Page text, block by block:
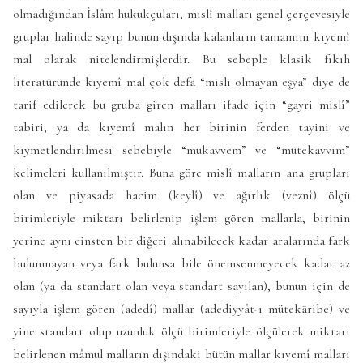
olmadığından İslâm hukukçuları, mislî malları genel çerçevesiyle
gruplar halinde sayıp bunun dışında kalanların tamamını kıyemî
mal olarak nitelendirmişlerdir. Bu sebeple klasik fıkıh
literatüründe kıyemî mal çok defa “misli olmayan eşya” diye de
tarif edilerek bu gruba giren malları ifade için “gayri mislî”
tabiri, ya da kıyemî malın her birinin ferden tayini ve
kıymetlendirilmesi sebebiyle “mukavvem” ve “mütekavvim”
kelimeleri kullanılmıştır. Buna göre mislî malların ana grupları
olan ve piyasada hacim (keylî) ve ağırlık (veznî) ölçü
birimleriyle miktarı belirlenip işlem gören mallarla, birinin
yerine aynı cinsten bir diğeri alınabilecek kadar aralarında fark
bulunmayan veya fark bulunsa bile önemsenmeyecek kadar az
olan (ya da standart olan veya standart sayılan), bunun için de
sayıyla işlem gören (adedî) mallar (adediyyât-ı mütekāribe) ve
yine standart olup uzunluk ölçü birimleriyle ölçülerek miktarı
belirlenen mâmul malların dışındaki bütün mallar kıyemî malları